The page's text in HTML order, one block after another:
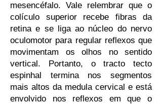
mesencéfalo. Vale relembrar que o
colículo superior recebe fibras da
retina e se liga ao núcleo do nervo
oculomotor para regular reflexos que
movimentam os olhos no sentido
vertical. Portanto, o tracto tecto
espinhal termina nos segmentos
mais altos da medula cervical e está
envolvido nos reflexos em que o